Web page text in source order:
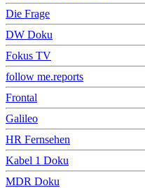
Die Frage
DW Doku
Fokus TV
follow me.reports
Frontal
Galileo
HR Fernsehen
Kabel 1 Doku
MDR Doku